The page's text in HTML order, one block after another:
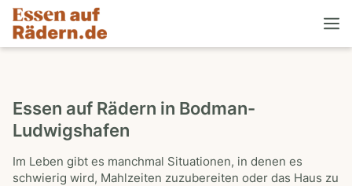
Essen auf Rädern in Bodman-
Ludwigshafen
Im Leben gibt es manchmal Situationen, in denen es
schwierig wird, Mahlzeiten zuzubereiten oder das Haus zu